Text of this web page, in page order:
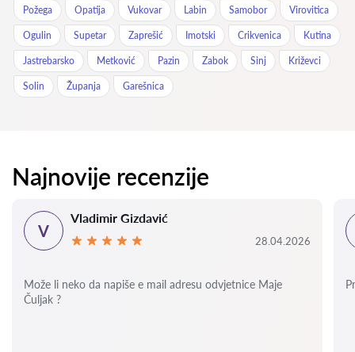
Požega Opatija Vukovar Labin Samobor Virovitica
Ogulin Supetar Zaprešić Imotski Crikvenica Kutina
Jastrebarsko Metković Pazin Zabok Sinj Križevci
Solin Županja Garešnica
Najnovije recenzije
V
Vladimir Gizdavić
28.04.2026
Može li neko da napiše e mail adresu odvjetnice Maje
Čuljak ?